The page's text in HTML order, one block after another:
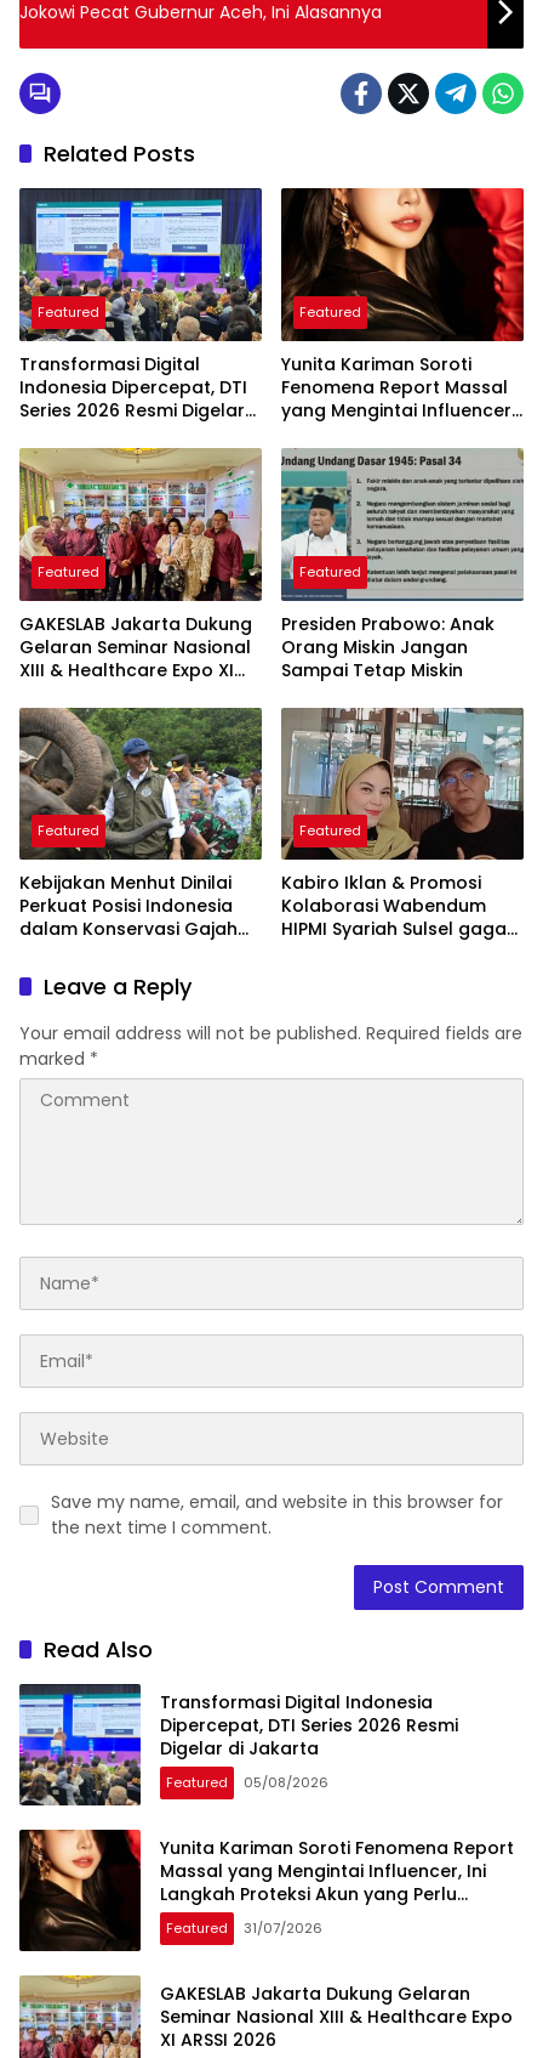
Jokowi Pecat Gubernur Aceh, Ini Alasannya
Related Posts
Featured
Transformasi Digital
Indonesia Dipercepat, DTI
Series 2026 Resmi Digelar
Featured
Yunita Kariman Soroti
Fenomena Report Massal
yang Mengintai Influencer,
yang Perlu Diketahui
Featured
GAKESLAB Jakarta Dukung
Gelaran Seminar Nasional
XIII & Healthcare Expo XI
Featured
Presiden Prabowo: Anak
Orang Miskin Jangan
Sampai Tetap Miskin
Featured
Kebijakan Menhut Dinilai
Perkuat Posisi Indonesia
dalam Konservasi Gajah
Featured
Kabiro Iklan & Promosi
Kolaborasi Wabendum
HIPMI Syariah Sulsel gagas
Leave a Reply
Your email address will not be published. Required fields are
marked *
Save my name, email, and website in this browser for
the next time I comment.
Read Also
Transformasi Digital Indonesia
Dipercepat, DTI Series 2026 Resmi
Digelar di Jakarta
Featured 05/08/2026
Yunita Kariman Soroti Fenomena Report
Massal yang Mengintai Influencer, Ini
Langkah Proteksi Akun yang Perlu
Diketahui
Featured 31/07/2026
GAKESLAB Jakarta Dukung Gelaran
Seminar Nasional XIII & Healthcare Expo
XI ARSSI 2026